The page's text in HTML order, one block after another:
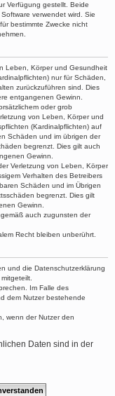
Verfügung gestellt. Beide
verwendet wird. Sie
bestimmte Zwecke nicht
Leben, Körper und Gesundheit
nur für Schäden,
zurückzuführen sind. Dies
entgangenen Gewinn.
oder grob
von Leben, Körper und
(Kardinalpflichten) auf
Schäden und im übrigen der
begrenzt. Dies gilt auch
Gewinn.
Verletzung von Leben, Körper
Verhalten des Betreibers
Schäden und im Übrigen
begrenzt. Dies gilt
Gewinn.
auch zugunsten der
Recht bleiben unberührt.
und die Datenschutzerklärung
Im Falle des
dem Nutzer bestehende
wenn der Nutzer den
Daten sind in der